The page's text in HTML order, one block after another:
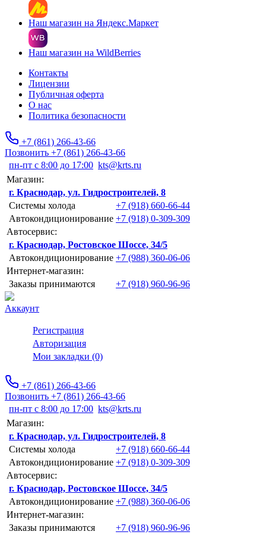
Наш магазин на Яндекс.Маркет
Наш магазин на WildBerries
Контакты
Лицензии
Публичная оферта
О нас
Политика безопасности
+7 (861) 266-43-66
Позвонить +7 (861) 266-43-66
пн-пт с 8:00 до 17:00 kts@krts.ru
Магазин:
г. Краснодар, ул. Гидростроителей, 8
Системы холода
+7 (918) 660-66-44
Автокондиционирование +7 (918) 0-309-309
Автосервис:
г. Краснодар, Ростовское Шоссе, 34/5
Автокондиционирование +7 (988) 360-06-06
Интернет-магазин:
Заказы принимаются
+7 (918) 960-96-96
Аккаунт
Регистрация
Авторизация
Мои закладки (0)
+7 (861) 266-43-66
Позвонить +7 (861) 266-43-66
пн-пт с 8:00 до 17:00 kts@krts.ru
Магазин:
г. Краснодар, ул. Гидростроителей, 8
Системы холода
+7 (918) 660-66-44
Автокондиционирование +7 (918) 0-309-309
Автосервис:
г. Краснодар, Ростовское Шоссе, 34/5
Автокондиционирование +7 (988) 360-06-06
Интернет-магазин:
Заказы принимаются
+7 (918) 960-96-96